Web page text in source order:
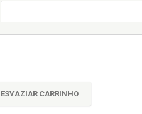
ESVAZIAR CARRINHO